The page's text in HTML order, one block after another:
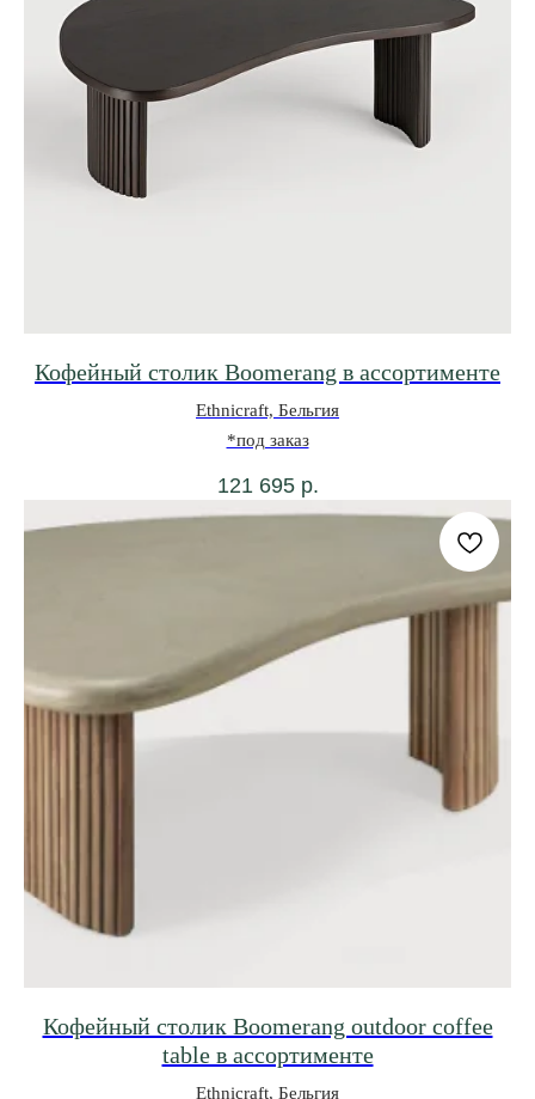
Кофейный столик Boomerang в ассортименте
Ethnicraft, Бельгия
*под заказ
121 695 р.
Кофейный столик Boomerang outdoor coffee
table в ассортименте
Ethnicraft, Бельгия